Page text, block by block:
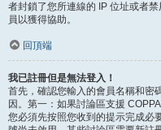
者封鎖了您所連線的 IP 位址或者
員以獲得協助。
回頂端
我已註冊但是無法登入！
首先，確認您輸入的會員名稱和密
因。第一：如果討論區支援
您必須先按照您收到的提示完成必